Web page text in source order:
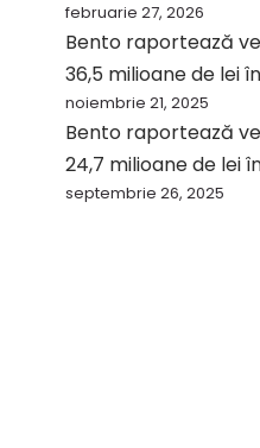
februarie 27, 2026
Bento raportează
36,5 milioane de lei
noiembrie 21, 2025
Bento raportează
24,7 milioane de lei
septembrie 26, 2025